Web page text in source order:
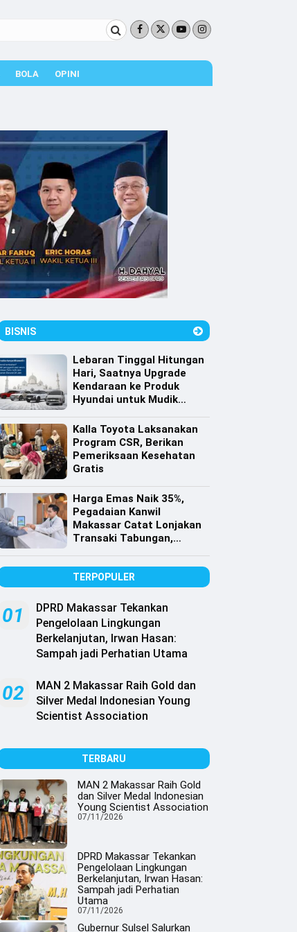
BOLA OPINI
BISNIS
Lebaran Tinggal Hitungan
Hari, Saatnya Upgrade
Kendaraan ke Produk
Hyundai untuk Mudik
Kalla Toyota Laksanakan
Program CSR, Berikan
Pemeriksaan Kesehatan
Gratis
Harga Emas Naik 35%,
Pegadaian Kanwil
Makassar Catat Lonjakan
Transaki Tabungan,
TERPOPULER
01
DPRD Makassar Tekankan
Pengelolaan Lingkungan
Berkelanjutan, Irwan Hasan:
Sampah jadi Perhatian Utama
02
MAN 2 Makassar Raih Gold dan
Silver Medal Indonesian Young
Scientist Association
TERBARU
MAN 2 Makassar Raih Gold
dan Silver Medal Indonesian
Young Scientist Association
07/11/2026
DPRD Makassar Tekankan
Pengelolaan Lingkungan
Berkelanjutan, Irwan Hasan:
Sampah jadi Perhatian
Utama
07/11/2026
Gubernur Sulsel Salurkan